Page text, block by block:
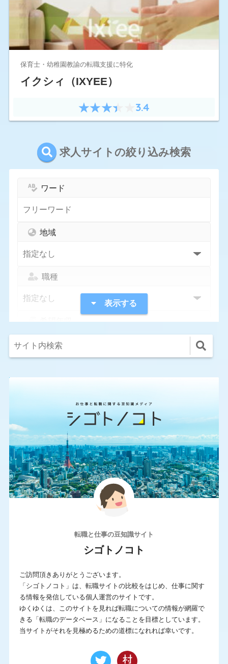
保育士・幼稚園教諭の転職支援に特化
イクシィ（IXYEE）
3.4
求人サイトの絞り込み検索
ワード
地域
職種
希望年収
指定なし
800万円〜
条件
IT系に強い サポートが手厚い
シニア求人が豊富 スカウトサービス
年収UP率が高い 未経験に強い
海外の求人もあり 満足度が高い
非公開求人が豊富
この条件で求人サイトを検索
表示する
転職と仕事の豆知識サイト
シゴトノコト
ご訪問頂きありがとうございます。
「シゴトノコト」は、転職サイトの比較をはじめ、仕事に関す
る情報を発信している個人運営のサイトです。
ゆくゆくは、このサイトを見れば転職についての情報が網羅で
きる「転職のデータベース」になることを目標としています。
当サイトがそれを見極めるための道標になれれば幸いです。